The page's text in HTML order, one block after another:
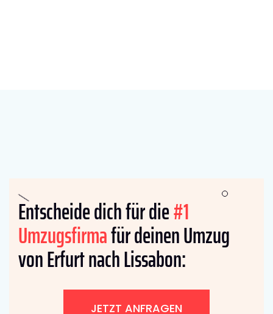
Entscheide dich für die#1
Umzugsfirmafür deinen Umzug
von Erfurt nach Lissabon:
JETZT ANFRAGEN